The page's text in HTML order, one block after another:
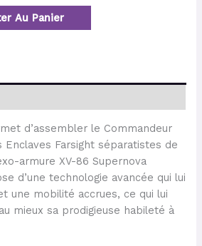
Au Panier
d’assembler le Commandeur
Enclaves Farsight séparatistes de
armure XV-86 Supernova
d’une technologie avancée qui lui
une mobilité accrues, ce qui lui
mieux sa prodigieuse habileté à